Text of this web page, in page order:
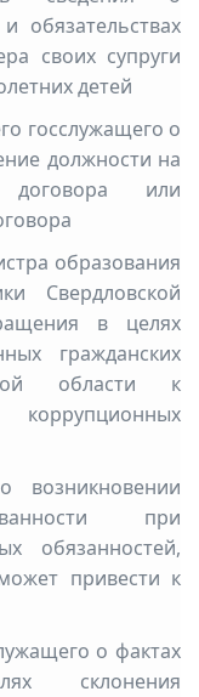
обязательствах
своих супруги
детей
госслужащего о
должности на
договора или
образования
Свердловской
в целях
гражданских
области к
при
обязанностей,
привести к
о фактах
склонения